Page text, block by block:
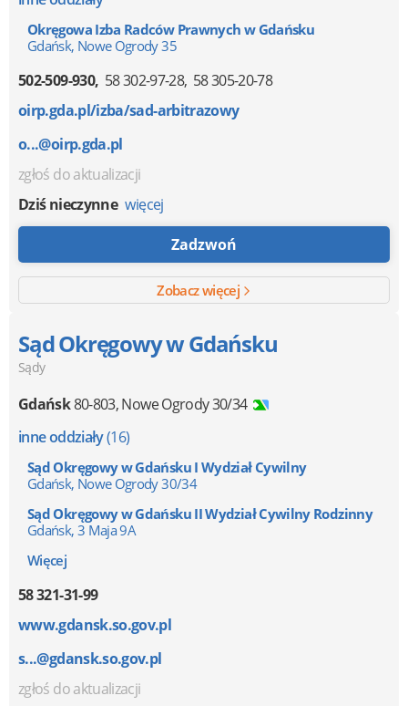
Okręgowa Izba Radców Prawnych w Gdańsku
Gdańsk, Nowe Ogrody 35
502-509-930 58 302-97-28 58 305-20-78
oirp.gda.pl/izba/sad-arbitrazowy
o...@oirp.gda.pl
zgłoś do aktualizacji
Dziś nieczynne więcej
Zadzwoń
Zobacz więcej
Sąd Okręgowy w Gdańsku
Sądy
Gdańsk80-803,Nowe Ogrody 30/34
inne oddziały(16)
Sąd Okręgowy w Gdańsku I Wydział Cywilny
Gdańsk, Nowe Ogrody 30/34
Sąd Okręgowy w Gdańsku II Wydział Cywilny Rodzinny
Gdańsk, 3 Maja 9A
Więcej
58 321-31-99
www.gdansk.so.gov.pl
s...@gdansk.so.gov.pl
zgłoś do aktualizacji